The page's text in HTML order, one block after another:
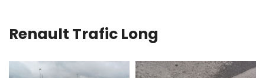
Renault Trafic Long